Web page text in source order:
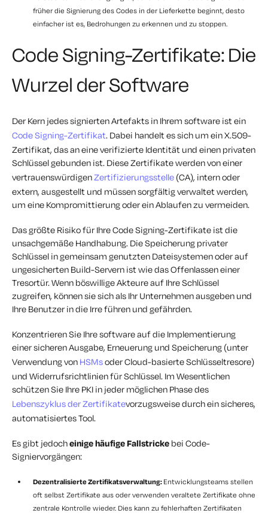
früher die Signierung des Codes in der Lieferkette beginnt, desto
einfacher ist es, Bedrohungen zu erkennen und zu stoppen.
Code Signing-Zertifikate: Die
Wurzel der Software
Der Kern jedes signierten Artefakts in Ihrem software ist ein
Code Signing-Zertifikat. Dabei handelt es sich um ein X.509-
Zertifikat, das an eine verifizierte Identität und einen privaten
Schlüssel gebunden ist. Diese Zertifikate werden von einer
vertrauenswürdigenZertifizierungsstelle (CA), intern oder
extern, ausgestellt und müssen sorgfältig verwaltet werden,
um eine Kompromittierung oder ein Ablaufen zu vermeiden.
Das größte Risiko für Ihre Code Signing-Zertifikate ist die
unsachgemäße Handhabung. Die Speicherung privater
Schlüssel in gemeinsam genutzten Dateisystemen oder auf
ungesicherten Build-Servern ist wie das Offenlassen einer
Tresortür. Wenn böswillige Akteure auf Ihre Schlüssel
zugreifen, können sie sich als Ihr Unternehmen ausgeben und
Ihre Benutzer in die Irre führen und gefährden.
Konzentrieren Sie Ihre software auf die Implementierung
einer sicheren Ausgabe, Erneuerung und Speicherung (unter
Verwendung von HSMsoder Cloud-basierte Schlüsseltresore)
und Widerrufsrichtlinien für Schlüssel. Im Wesentlichen
schützen Sie Ihre PKI in jeder möglichen Phase des
Lebenszyklus der Zertifikatevorzugsweise durch ein sicheres,
automatisiertes Tool.
Es gibt jedocheinige häufige Fallstricke bei Code-
Signiervorgängen:
Dezentralisierte Zertifikatsverwaltung: Entwicklungsteams stellen
oft selbst Zertifikate aus oder verwenden veraltete Zertifikate ohne
zentrale Kontrolle wieder. Dies kann zu fehlerhaften Zertifikaten